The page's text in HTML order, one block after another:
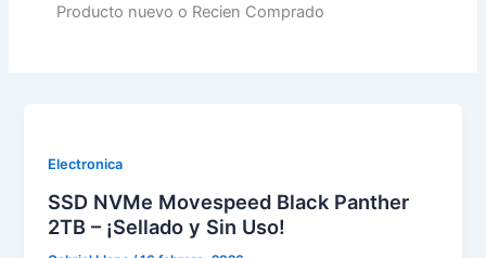
Producto nuevo o Recien Comprado
Electronica
SSD NVMe Movespeed Black Panther
2TB – ¡Sellado y Sin Uso!